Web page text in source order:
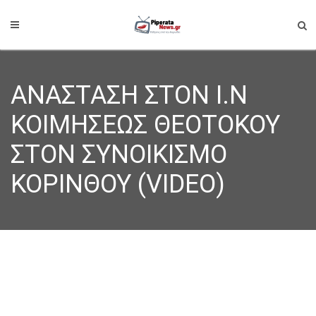
ΑΝΑΣΤΑΣΗ ΣΤΟΝ Ι.Ν
ΚΟΙΜΗΣΕΩΣ ΘΕΟΤΟΚΟΥ
ΣΤΟΝ ΣΥΝΟΙΚΙΣΜΟ
ΚΟΡΙΝΘΟΥ (VIDEO)